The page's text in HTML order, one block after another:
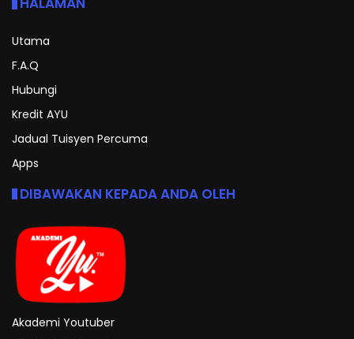
Utama
F.A.Q
Hubungi
Kredit AYU
Jadual Tuisyen Percuma
Apps
DIBAWAKAN KEPADA ANDA OLEH
Akademi Youtuber